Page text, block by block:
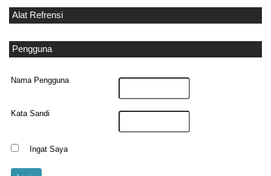
Alat Refrensi
Pengguna
Nama Pengguna
Kata Sandi
Ingat Saya